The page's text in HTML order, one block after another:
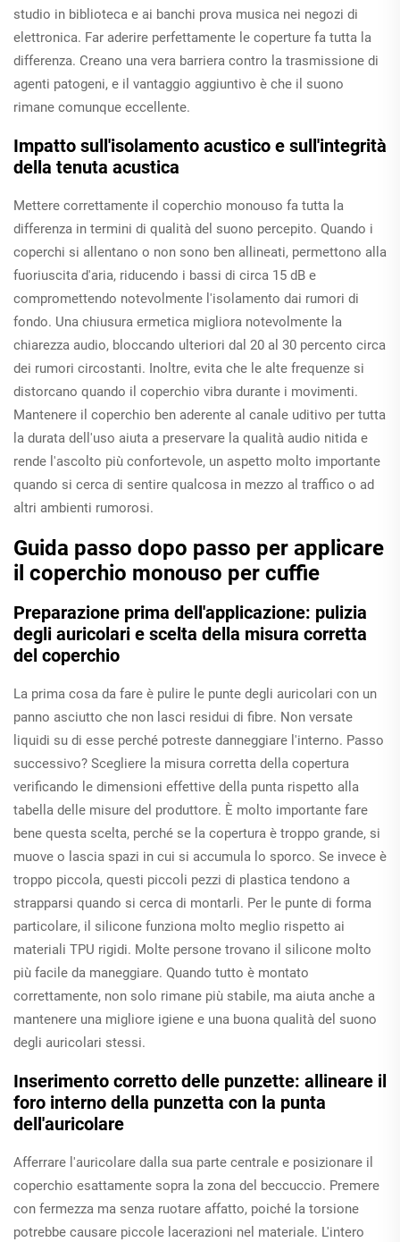
studio in biblioteca e ai banchi prova musica nei negozi di
elettronica. Far aderire perfettamente le coperture fa tutta la
differenza. Creano una vera barriera contro la trasmissione di
agenti patogeni, e il vantaggio aggiuntivo è che il suono
rimane comunque eccellente.
Impatto sull'isolamento acustico e sull'integrità
della tenuta acustica
Mettere correttamente il coperchio monouso fa tutta la
differenza in termini di qualità del suono percepito. Quando i
coperchi si allentano o non sono ben allineati, permettono alla
fuoriuscita d'aria, riducendo i bassi di circa 15 dB e
compromettendo notevolmente l'isolamento dai rumori di
fondo. Una chiusura ermetica migliora notevolmente la
chiarezza audio, bloccando ulteriori dal 20 al 30 percento circa
dei rumori circostanti. Inoltre, evita che le alte frequenze si
distorcano quando il coperchio vibra durante i movimenti.
Mantenere il coperchio ben aderente al canale uditivo per tutta
la durata dell'uso aiuta a preservare la qualità audio nitida e
rende l'ascolto più confortevole, un aspetto molto importante
quando si cerca di sentire qualcosa in mezzo al traffico o ad
altri ambienti rumorosi.
Guida passo dopo passo per applicare
il coperchio monouso per cuffie
Preparazione prima dell'applicazione: pulizia
degli auricolari e scelta della misura corretta
del coperchio
La prima cosa da fare è pulire le punte degli auricolari con un
panno asciutto che non lasci residui di fibre. Non versate
liquidi su di esse perché potreste danneggiare l'interno. Passo
successivo? Scegliere la misura corretta della copertura
verificando le dimensioni effettive della punta rispetto alla
tabella delle misure del produttore. È molto importante fare
bene questa scelta, perché se la copertura è troppo grande, si
muove o lascia spazi in cui si accumula lo sporco. Se invece è
troppo piccola, questi piccoli pezzi di plastica tendono a
strapparsi quando si cerca di montarli. Per le punte di forma
particolare, il silicone funziona molto meglio rispetto ai
materiali TPU rigidi. Molte persone trovano il silicone molto
più facile da maneggiare. Quando tutto è montato
correttamente, non solo rimane più stabile, ma aiuta anche a
mantenere una migliore igiene e una buona qualità del suono
degli auricolari stessi.
Inserimento corretto delle punzette: allineare il
foro interno della punzetta con la punta
dell'auricolare
Afferrare l'auricolare dalla sua parte centrale e posizionare il
coperchio esattamente sopra la zona del beccuccio. Premere
con fermezza ma senza ruotare affatto, poiché la torsione
potrebbe causare piccole lacerazioni nel materiale. L'intero